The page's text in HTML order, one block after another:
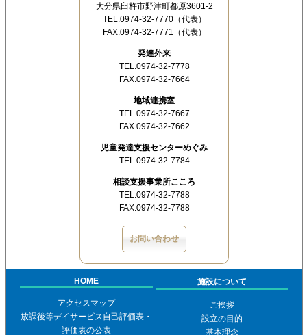
大分県臼杵市野津町都原3601-2
TEL.0974-32-7770（代表）
FAX.0974-32-7771（代表）
発達外来
TEL.0974-32-7778
FAX.0974-32-7664
地域連携室
TEL.0974-32-7667
FAX.0974-32-7662
児童発達支援センターめぐみ
TEL.0974-32-7784
相談支援事業所こころ
TEL.0974-32-7788
FAX.0974-32-7788
お問い合わせ
HOME
アクセスマップ
放課後等デイサービス自己評価表・
評価表の公表
施設について
ご挨拶
設立の目的
基本理念